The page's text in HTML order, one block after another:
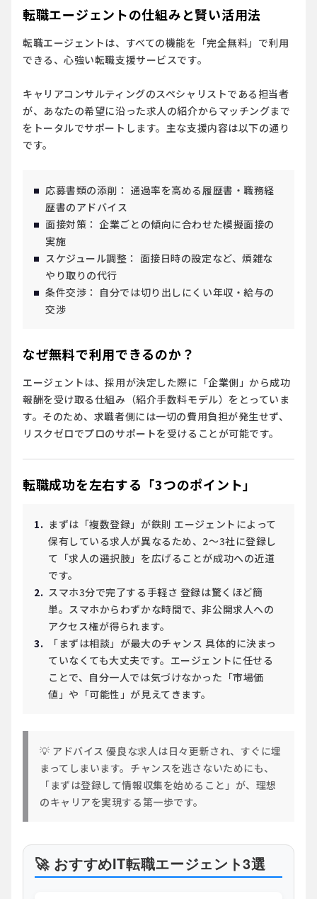
転職エージェントの仕組みと賢い活用法
転職エージェントは、すべての機能を 「完全無料」 で利用
できる、心強い転職支援サービスです。
キャリアコンサルティングのスペシャリストである担当者
が、あなたの希望に沿った求人の紹介からマッチングまで
をトータルでサポートします。主な支援内容は以下の通り
です。
応募書類の添削： 通過率を高める履歴書・職務経
歴書のアドバイス
面接対策： 企業ごとの傾向に合わせた模擬面接の
実施
スケジュール調整： 面接日時の設定など、煩雑な
やり取りの代行
条件交渉： 自分では切り出しにくい年収・給与の
交渉
なぜ無料で利用できるのか？
エージェントは、採用が決定した際に「企業側」から成功
報酬を受け取る仕組み（紹介手数料モデル）をとっていま
す。そのため、求職者側には一切の費用負担が発生せず、
リスクゼロでプロのサポートを受けることが可能です。
転職成功を左右する「3つのポイント」
まずは「複数登録」が鉄則 エージェントによって
保有している求人が異なるため、2〜3社に登録し
て「求人の選択肢」を広げることが成功への近道
です。
スマホ3分で完了する手軽さ 登録は驚くほど簡
単。スマホからわずかな時間で、非公開求人への
アクセス権が得られます。
「まずは相談」が最大のチャンス 具体的に決まっ
ていなくても大丈夫です。エージェントに任せる
ことで、自分一人では気づけなかった「市場価
値」や「可能性」が見えてきます。
💡 アドバイス 優良な求人は日々更新され、すぐに埋
まってしまいます。チャンスを逃さないためにも、
「まずは登録して情報収集を始めること」 が、理想
のキャリアを実現する第一歩です。
🚀 おすすめIT転職エージェント3選